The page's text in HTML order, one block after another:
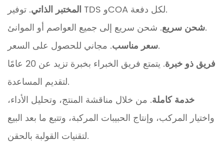
المختبر الذاتي
. توفير TDS وCOA لكل دفعة.
شحن سريع. شحن سريع إلى جميع العواصم أو الموانئ.
سعر مناسب. مجاني للحصول على السعر.
فريق ذو خبرة
. يتمتع فريق الخبراء بخبرة تزيد عن 20 عامًا
لتقديم المساعدة.
خدمة كاملة. من خلال مناقشة المنتج، وتحليل الأداء،
واختيار المركب، وإنتاج الحبيبات المركبة، وتتبع ما بعد البيع
لتقنيات القولبة بالحقن.